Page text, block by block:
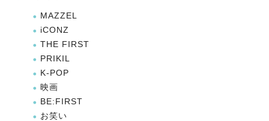
MAZZEL
iCONZ
THE FIRST
PRIKIL
K-POP
映画
BE:FIRST
お笑い